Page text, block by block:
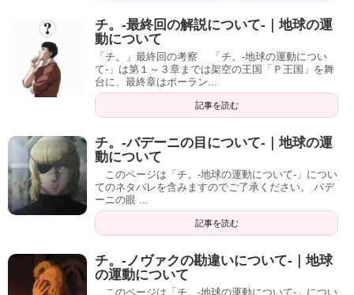
チ。-最終回の解説について-｜地球の運
動について
「チ。」最終回の考察 「チ。-地球の運動につい
て-」は第１～３章までは架空の王国「Ｐ王国」を舞
台に、最終章はポーラン...
記事を読む
チ。-バデーニの目について-｜地球の運
動について
このページは「チ。-地球の運動について-」につい
てのネタバレを含みますのでご了承ください。 バデ
ーニの眼 ...
記事を読む
チ。-ノヴァクの勘違いについて-｜地球
の運動について
このページは「チ。-地球の運動について-」につい